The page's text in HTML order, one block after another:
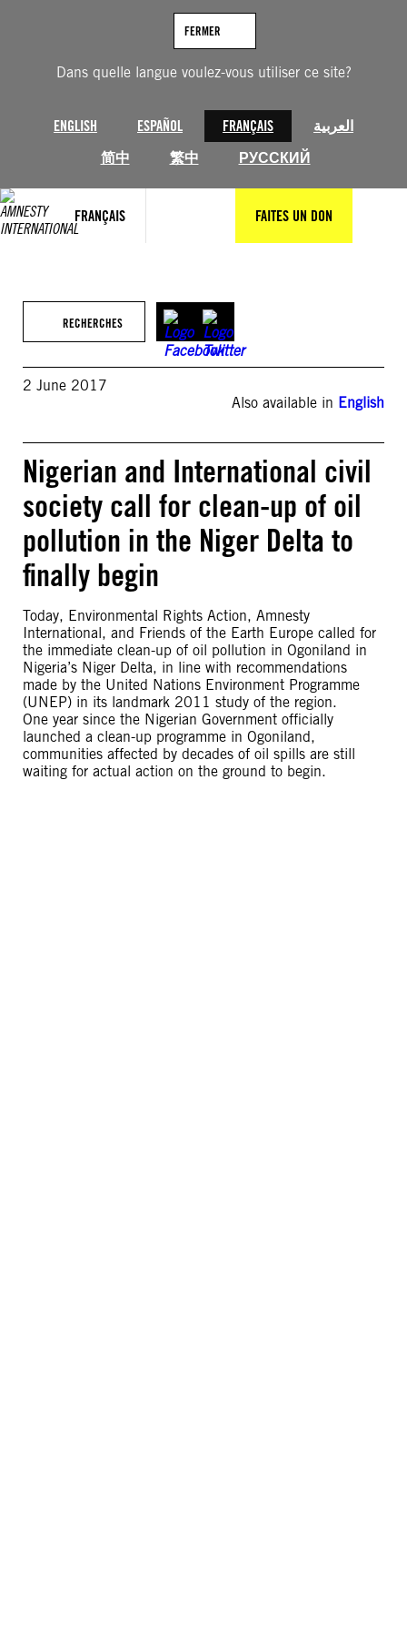
Dans quelle langue voulez-vous utiliser ce site?
ENGLISH ESPAÑOL FRANÇAIS
العربية
简中
繁中 РУССКИЙ
FERMER
FRANÇAIS FAITES UN DON
RECHERCHES
2 June 2017
Also available in English
Nigerian and International civil
society call for clean-up of oil
pollution in the Niger Delta to
finally begin
Today, Environmental Rights Action, Amnesty
International, and Friends of the Earth Europe called for
the immediate clean-up of oil pollution in Ogoniland in
Nigeria’s Niger Delta, in line with recommendations
made by the United Nations Environment Programme
(UNEP) in its landmark 2011 study of the region.
One year since the Nigerian Government officially
launched a clean-up programme in Ogoniland,
communities affected by decades of oil spills are still
waiting for actual action on the ground to begin.